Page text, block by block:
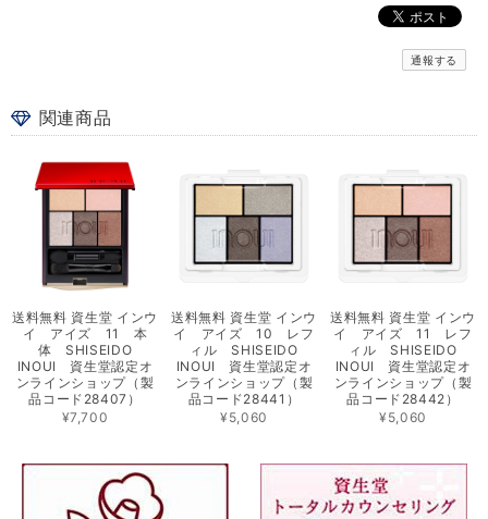
通報する
関連商品
送料無料 資生堂 インウ
イ アイズ 11 本
体 SHISEIDO
INOUI 資生堂認定オ
ンラインショップ（製
品コード28407）
¥7,700
送料無料 資生堂 インウ
イ アイズ 10 レフ
ィル SHISEIDO
INOUI 資生堂認定オ
ンラインショップ（製
品コード28441）
¥5,060
送料無料 資生堂 インウ
イ アイズ 11 レフ
ィル SHISEIDO
INOUI 資生堂認定オ
ンラインショップ（製
品コード28442）
¥5,060